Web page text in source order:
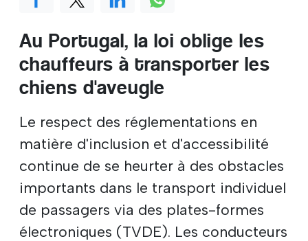
Au Portugal, la loi oblige les
chauffeurs à transporter les
chiens d'aveugle
Le respect des réglementations en
matière d'inclusion et d'accessibilité
continue de se heurter à des obstacles
importants dans le transport individuel
de passagers via des plates-formes
électroniques (TVDE). Les conducteurs